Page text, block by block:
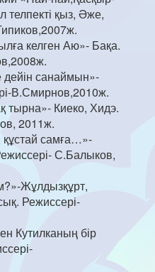
телпекті қыз, Әже,
келген Аю»- Бақа.
санаймын»-
В.Смирнов,2010ж.
тырна»- Киеко, Хидэ.
2011ж.
құстай самға…»-
С.Балыков,
Жұлдызқұрт,
Режиссері-
Кутилканың бір